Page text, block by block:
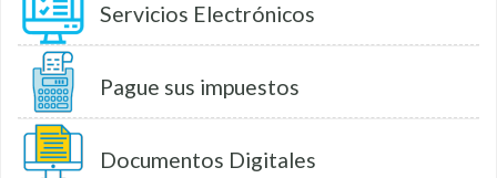
Servicios Electrónicos
Pague sus impuestos
Documentos Digitales